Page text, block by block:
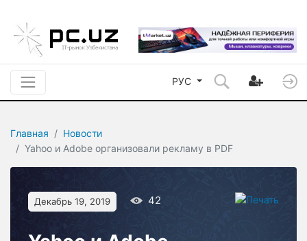
РУС
Главная
Новости
Yahoo и Adobe организовали рекламу в PDF
Декабрь 19, 2019 42